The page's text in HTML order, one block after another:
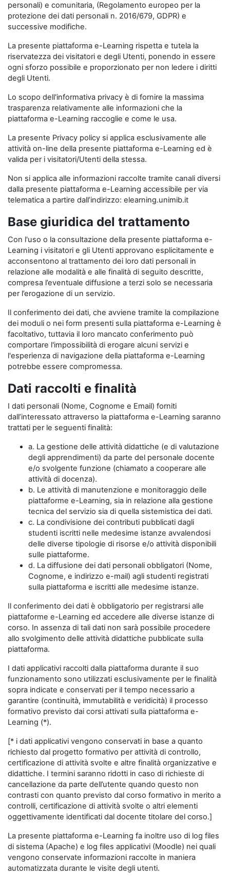
personali) e comunitaria, (Regolamento europeo per la
protezione dei dati personali n. 2016/679, GDPR) e
successive modifiche.
La presente piattaforma e-Learning rispetta e tutela la
riservatezza dei visitatori e degli Utenti, ponendo in essere
ogni sforzo possibile e proporzionato per non ledere i diritti
degli Utenti.
Lo scopo dell'informativa privacy è di fornire la massima
trasparenza relativamente alle informazioni che la
piattaforma e-Learning raccoglie e come le usa.
La presente Privacy policy si applica esclusivamente alle
attività on-line della presente piattaforma e-Learning ed è
valida per i visitatori/Utenti della stessa.
Non si applica alle informazioni raccolte tramite canali diversi
dalla presente piattaforma e-Learning accessibile per via
telematica a partire dall’indirizzo: elearning.unimib.it
Base giuridica del trattamento
Con l'uso o la consultazione della presente piattaforma e-
Learning i visitatori e gli Utenti approvano esplicitamente e
acconsentono al trattamento dei loro dati personali in
relazione alle modalità e alle finalità di seguito descritte,
compresa l’eventuale diffusione a terzi solo se necessaria
per l’erogazione di un servizio.
Il conferimento dei dati, che avviene tramite la compilazione
dei moduli o nei form presenti sulla piattaforma e-Learning è
facoltativo, tuttavia il loro mancato conferimento può
comportare l'impossibilità di erogare alcuni servizi e
l'esperienza di navigazione della piattaforma e-Learning
potrebbe essere compromessa.
Dati raccolti e finalità
I dati personali (Nome, Cognome e Email) forniti
dall’interessato attraverso la piattaforma e-Learning saranno
trattati per le seguenti finalità:
a. La gestione delle attività didattiche (e di valutazione
degli apprendimenti) da parte del personale docente
e/o svolgente funzione (chiamato a cooperare alle
attività di docenza).
b. Le attività di manutenzione e monitoraggio delle
piattaforme e-Learning, sia in relazione alla gestione
tecnica del servizio sia di quella sistemistica dei dati.
c. La condivisione dei contributi pubblicati dagli
studenti iscritti nelle medesime istanze avvalendosi
delle diverse tipologie di risorse e/o attività disponibili
sulle piattaforme.
d. La diffusione dei dati personali obbligatori (Nome,
Cognome, e indirizzo e-mail) agli studenti registrati
sulla piattaforma e iscritti alle medesime istanze.
Il conferimento dei dati è obbligatorio per registrarsi alle
piattaforme e-Learning ed accedere alle diverse istanze di
corso. In assenza di tali dati non sarà possibile procedere
allo svolgimento delle attività didattiche pubblicate sulla
piattaforma.
I dati applicativi raccolti dalla piattaforma durante il suo
funzionamento sono utilizzati esclusivamente per le finalità
sopra indicate e conservati per il tempo necessario a
garantire (continuità, immutabilità e veridicità) il processo
formativo previsto dai corsi attivati sulla piattaforma e-
Learning (*).
[* i dati applicativi vengono conservati in base a quanto
richiesto dal progetto formativo per attività di controllo,
certificazione di attività svolte e altre finalità organizzative e
didattiche. I termini saranno ridotti in caso di richieste di
cancellazione da parte dell’utente quando questo non
contrasti con quanto previsto dal corso formativo in merito a
controlli, certificazione di attività svolte o altri elementi
oggettivamente identificati dal docente titolare del corso.]
La presente piattaforma e-Learning fa inoltre uso di log files
di sistema (Apache) e log files applicativi (Moodle) nei quali
vengono conservate informazioni raccolte in maniera
automatizzata durante le visite degli utenti.